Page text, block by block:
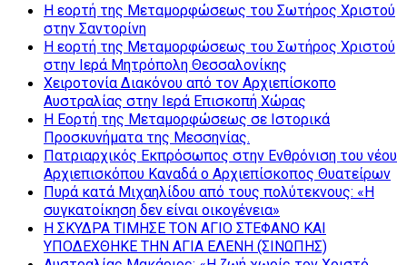
Η εορτή της Μεταμορφώσεως του Σωτήρος Χριστού
στην Σαντορίνη
Η εορτή της Μεταμορφώσεως του Σωτήρος Χριστού
στην Ιερά Μητρόπολη Θεσσαλονίκης
Χειροτονία Διακόνου από τον Αρχιεπίσκοπο
Αυστραλίας στην Ιερά Επισκοπή Χώρας
Η Εορτή της Μεταμορφώσεως σε Ιστορικά
Προσκυνήματα της Μεσσηνίας.
Πατριαρχικός Εκπρόσωπος στην Ενθρόνιση του νέου
Αρχιεπισκόπου Καναδά ο Αρχιεπίσκοπος Θυατείρων
Πυρά κατά Μιχαηλίδου από τους πολύτεκνους: «Η
συγκατοίκηση δεν είναι οικογένεια»
Η ΣΚΥΔΡΑ ΤΙΜΗΣΕ ΤΟΝ ΑΓΙΟ ΣΤΕΦΑΝΟ ΚΑΙ
ΥΠΟΔΕΧΘΗΚΕ ΤΗΝ ΑΓΙΑ ΕΛΕΝΗ (ΣΙΝΩΠΗΣ)